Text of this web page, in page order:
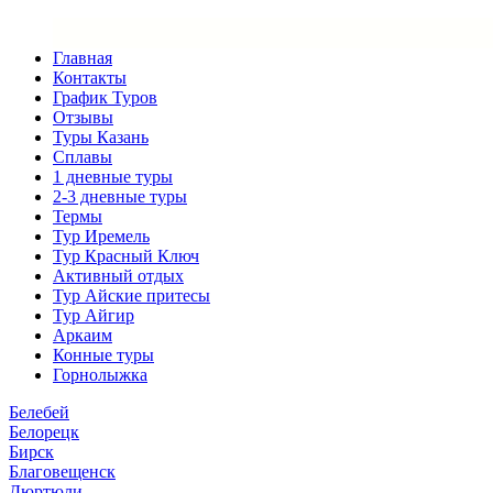
Главная
Контакты
График Туров
Отзывы
Туры Казань
Сплавы
1 дневные туры
2-3 дневные туры
Термы
Тур Иремель
Тур Красный Ключ
Активный отдых
Тур Айские притесы
Тур Айгир
Аркаим
Конные туры
Горнолыжка
Белебей
Белорецк
Бирск
Благовещенск